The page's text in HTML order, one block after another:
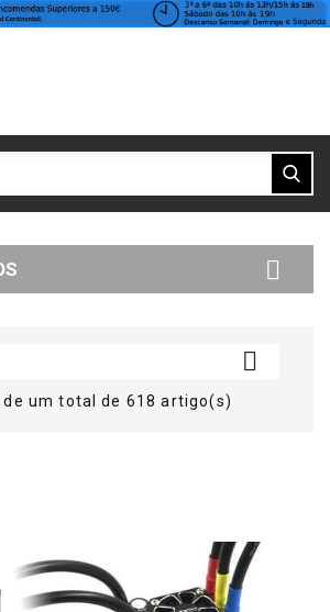


de um total de 618 artigo(s)